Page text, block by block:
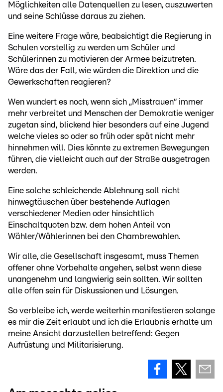
Möglichkeiten alle Datenquellen zu lesen, auszuwerten
und seine Schlüsse daraus zu ziehen.
Eine weitere Frage wäre, beabsichtigt die Regierung in
Schulen vorstellig zu werden um Schüler und
Schülerinnen zu motivieren der Armee beizutreten.
Wäre das der Fall, wie würden die Direktion und die
Gewerkschaften reagieren?
Wen wundert es noch, wenn sich „Misstrauen“ immer
mehr verbreitet und Menschen der Demokratie weniger
zugetan sind, blickend hier besonders auf eine Jugend
welche vieles so oder so früh oder spät nicht mehr
hinnehmen will. Dies könnte zu extremen Bewegungen
führen, die vielleicht auch auf der Straße ausgetragen
werden.
Eine solche schleichende Ablehnung soll nicht
hinwegtäuschen über bestehende Auflagen
verschiedener Medien oder hinsichtlich
Einschaltquoten bzw. dem hohen Anteil von
Wähler/Wählerinnen bei den Chambre­wahlen.
Wir alle, die Gesellschaft insgesamt, muss Themen
offener ohne Vorbehalte angehen, selbst wenn diese
unangenehm und langwierig sein sollten. Wir sollten
alle offen sein für Diskussionen und Lösungen.
So verbleibe ich, werde weiterhin manifestieren solange
es mir die Zeit erlaubt und ich die Erlaubnis erhalte um
meine Ansicht darzustellen betreffend: Gegen
Aufrüstung und Militarisierung.